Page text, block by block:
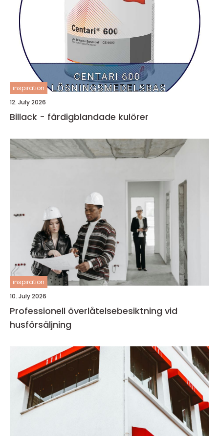
inspiration
12. July 2026
Billack - färdigblandade kulörer
inspiration
10. July 2026
Professionell överlåtelsebesiktning vid
husförsäljning